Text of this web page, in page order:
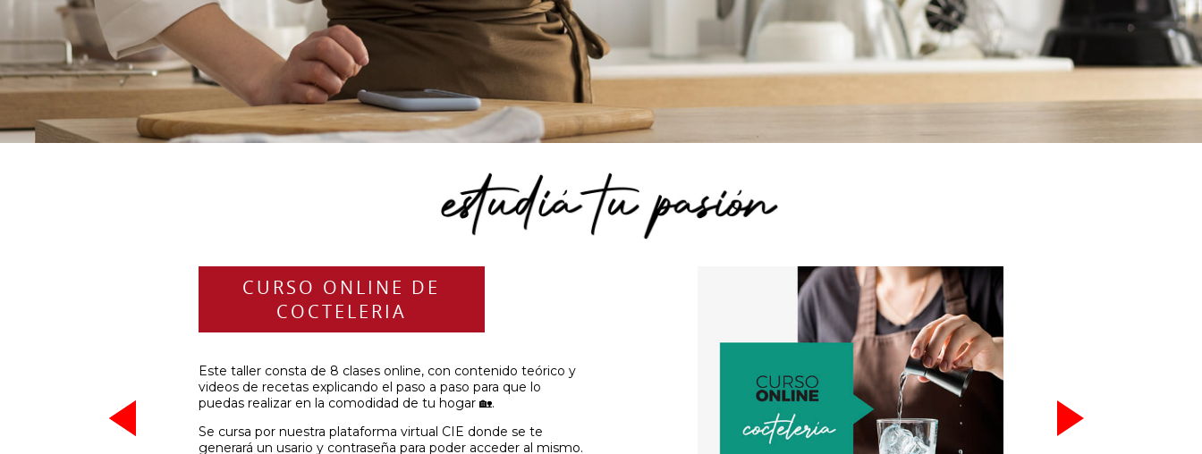
-
-
CURSO ONLINE DE
COCTELERIA
Este taller consta de 8 clases online, con contenido teórico y
videos de recetas explicando el paso a paso para que lo
puedas realizar en la comodidad de tu hogar 🏡.
Se cursa por nuestra plataforma virtual CIE donde se te
generará un usario y contraseña para poder acceder al mismo.